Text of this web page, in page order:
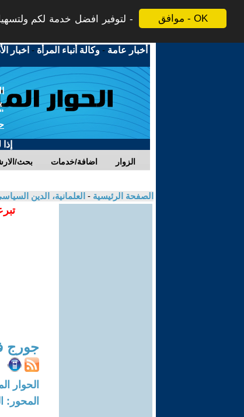
موافق - OK
لتوفير افضل خدمة لكم
أخبار عامة -وكالة أنباء المرأة - اخبار
بحث/ اضافة/خدمات الزوار
الصفحة الرئيسية - العلمانية، الدين
جورج
الحوار المتمدن-
المحور: